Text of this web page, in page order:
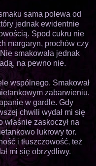
sama polewa od
jednak ewidentnie
Spod cukru nie
margaryn, prochów czy
smakowała jednak
na pewno nie.
wspólnego. Smakował
zabarwieniu.
w gardle. Gdy
chwili wydał mi się
zaskoczył na
lukrowy tor.
i tłuszczowość, też
mi się obrzydliwy.